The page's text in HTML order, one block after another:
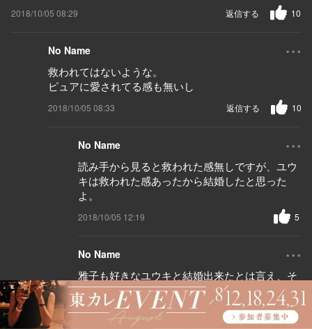
2018/10/05 08:29 10
返信する
No Name ...
救われてはないような。
ピュアに愛されてる感も無いし
2018/10/05 08:33 10
返信する
No Name ...
読み手から見ると救われた感無しですが、ユウ
キは救われた感あったから結婚したと思った
よ。
2018/10/05 12:19 5
No Name ...
雅子も好きなユウキと結婚出来たとは言え、そ
の種明かしは卑劣だったし。
2018/10/06 04:04 2